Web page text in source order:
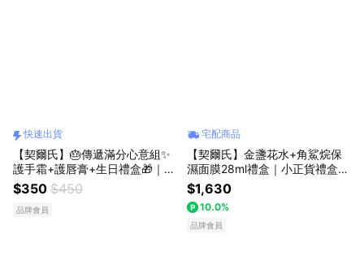
快速出貨
【契爾氏】🎂傳遞滿分心意組✨
護手霜+護唇膏+生日禮盒🎁｜LI
NE禮物獨家[快速出貨]
$350 $450
品牌會員
宅配商品
【契爾氏】金盞花水+角鯊烷保
濕面膜28ml禮盒｜小正貨禮盒✨
LINE禮物獨家
$1,630
10.0%
品牌會員